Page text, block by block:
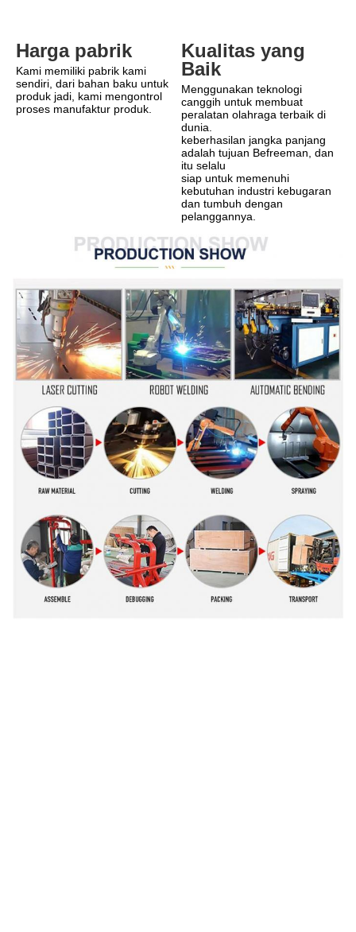
Harga pabrik
Kami memiliki pabrik kami
sendiri, dari bahan baku untuk
produk jadi, kami mengontrol
proses manufaktur produk.
Kualitas yang
Baik
Menggunakan teknologi
canggih untuk membuat
peralatan olahraga terbaik di
dunia.
keberhasilan jangka panjang
adalah tujuan Befreeman, dan
itu selalu
siap untuk memenuhi
kebutuhan industri kebugaran
dan tumbuh dengan
pelanggannya.